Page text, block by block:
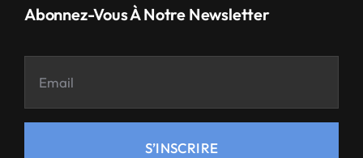
Abonnez-Vous À Notre Newsletter
S’INSCRIRE